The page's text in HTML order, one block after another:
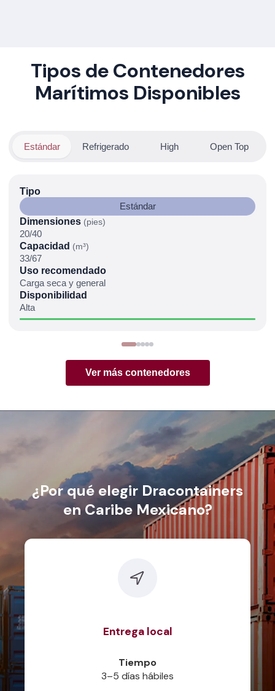
Tipos de Contenedores
Marítimos Disponibles
Estándar Refrigerado High Open Top
Tipo
Estándar
Dimensiones (pies)
20/40
Capacidad (m³)
33/67
Uso recomendado
Carga seca y general
Disponibilidad
Alta
Ver más contenedores
¿Por qué elegir Dracontainers
en Caribe Mexicano?
Entrega local
Tiempo
3–5 días hábiles